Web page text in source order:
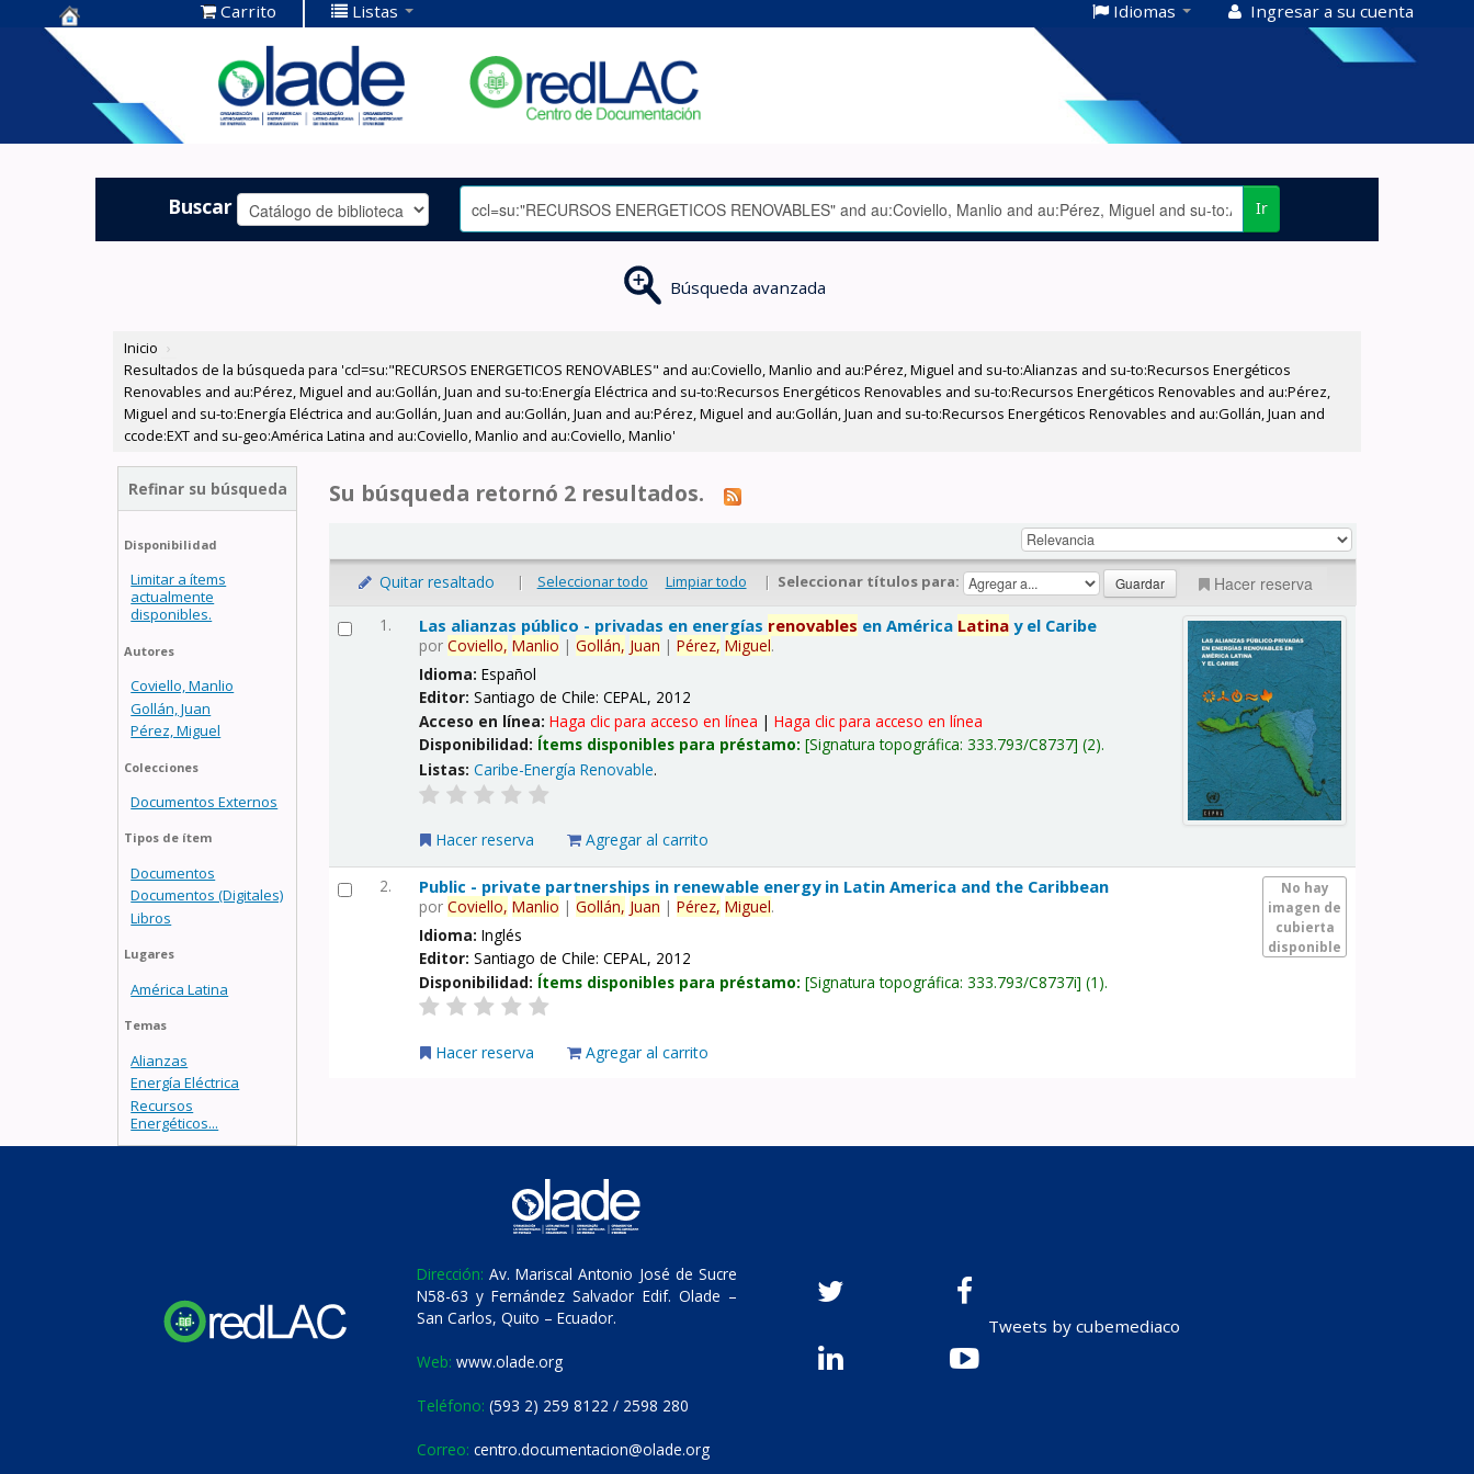
Centro de
Documentación
OLADE -
Carrito Listas Idiomas Ingresar a su cuenta
Buscar Ir
Búsqueda avanzada
Inicio ›
Resultados de la búsqueda para 'ccl=su:"RECURSOS ENERGETICOS RENOVABLES" and au:Coviello, Manlio and au:Pérez, Miguel and su-to:Alianzas and su-to:Recursos Energéticos
Renovables and au:Pérez, Miguel and au:Gollán, Juan and su-to:Energía Eléctrica and su-to:Recursos Energéticos Renovables and su-to:Recursos Energéticos Renovables and au:Pérez,
Miguel and su-to:Energía Eléctrica and au:Gollán, Juan and au:Gollán, Juan and au:Pérez, Miguel and au:Gollán, Juan and su-to:Recursos Energéticos Renovables and au:Gollán, Juan and
ccode:EXT and su-geo:América Latina and au:Coviello, Manlio and au:Coviello, Manlio'
Refinar su búsqueda
Disponibilidad
Limitar a ítems
actualmente
disponibles.
Autores
Coviello, Manlio
Gollán, Juan
Pérez, Miguel
Colecciones
Documentos Externos
Tipos de ítem
Documentos
Documentos (Digitales)
Libros
Lugares
América Latina
Temas
Alianzas
Energía Eléctrica
Recursos
Energéticos...
Su búsqueda retornó 2 resultados.
Quitar resaltado | Seleccionar todo Limpiar todo | Seleccionar títulos para: Hacer reserva
1. Las alianzas público - privadas en energías renovables en América Latina y el Caribe
porCoviello, Manlio |Gollán, Juan |Pérez, Miguel.
Idioma:Español
Editor:Santiago de Chile: CEPAL, 2012
Acceso en línea:Haga clic para acceso en línea |Haga clic para acceso en línea
Disponibilidad: Ítems disponibles para préstamo: Signatura topográfica:333.793/C8737 (2).
Listas: Caribe-Energía Renovable.
Hacer reserva Agregar al carrito
2.
No hay
imagen de
cubierta
disponible
Public - private partnerships in renewable energy in Latin America and the Caribbean
porCoviello, Manlio |Gollán, Juan |Pérez, Miguel.
Idioma:Inglés
Editor:Santiago de Chile: CEPAL, 2012
Disponibilidad: Ítems disponibles para préstamo: Signatura topográfica:333.793/C8737i (1).
Hacer reserva Agregar al carrito
Dirección: Av. Mariscal Antonio José de Sucre
N58-63 y Fernández Salvador Edif. Olade –
San Carlos, Quito – Ecuador.
Web: www.olade.org
Teléfono: (593 2) 259 8122 / 2598 280
Correo: centro.documentacion@olade.org
Tweets by cubemediaco